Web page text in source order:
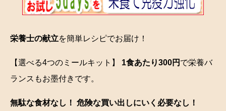
栄養士の献立を簡単レシピでお届け！
【選べる4つのミールキット】 1食あたり300円 で栄養バ
ランスもお墨付きです。
無駄な食材なし！ 危険な買い出しにいく必要なし！